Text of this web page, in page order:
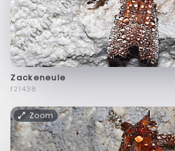
Zackeneule
f21438
Zoom